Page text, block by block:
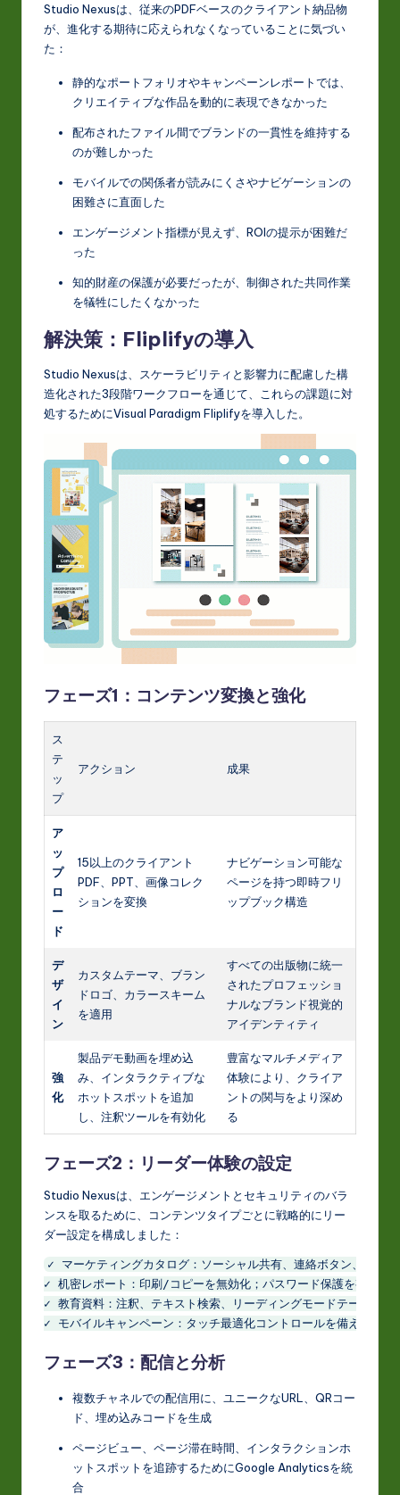
Studio Nexusは、従来のPDFベースのクライアント納品物
が、進化する期待に応えられなくなっていることに気づい
た：
静的なポートフォリオやキャンペーンレポートでは、
クリエイティブな作品を動的に表現できなかった
配布されたファイル間でブランドの一貫性を維持する
のが難しかった
モバイルでの関係者が読みにくさやナビゲーションの
困難さに直面した
エンゲージメント指標が見えず、ROIの提示が困難だ
った
知的財産の保護が必要だったが、制御された共同作業
を犠牲にしたくなかった
解決策：Fliplifyの導入
Studio Nexusは、スケーラビリティと影響力に配慮した構
造化された3段階ワークフローを通じて、これらの課題に対
処するためにVisual Paradigm Fliplifyを導入した。
フェーズ1：コンテンツ変換と強化
ス
テ
ッ
プ
アクション 成果
ア
ッ
プ
ロ
ー
ド
15以上のクライアント
PDF、PPT、画像コレク
ションを変換
ナビゲーション可能な
ページを持つ即時フリ
ップブック構造
デ
ザ
イ
ン
カスタムテーマ、ブラン
ドロゴ、カラースキーム
を適用
すべての出版物に統一
されたプロフェッショ
ナルなブランド視覚的
アイデンティティ
強
化
製品デモ動画を埋め込
み、インタラクティブな
ホットスポットを追加
し、注釈ツールを有効化
豊富なマルチメディア
体験により、クライア
ントの関与をより深め
る
フェーズ2：リーダー体験の設定
Studio Nexusは、エンゲージメントとセキュリティのバラ
ンスを取るために、コンテンツタイプごとに戦略的にリー
ダー設定を構成しました：
✓ マーケティングカタログ：ソーシャル共有、連絡ボタン、マル
✓ 机密レポート：印刷/コピーを無効化；パスワード保護を有効化
✓ 教育資料：注釈、テキスト検索、リーディングモードテーマを有
フェーズ3：配信と分析
複数チャネルでの配信用に、ユニークなURL、QRコー
ド、埋め込みコードを生成
ページビュー、ページ滞在時間、インタラクションホ
ットスポットを追跡するためにGoogle Analyticsを統
合